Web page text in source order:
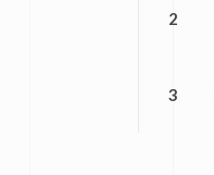
2
3